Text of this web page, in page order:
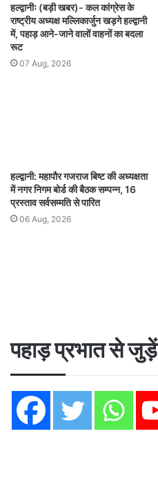
हल्द्वानीः (बड़ी खबर)- कल कांग्रेस के
राष्ट्रीय अध्यक्ष मल्लिकार्जुन खड़गे हल्द्वानी
में, पहाड़ आने-जाने वालों वाहनों का बदला
रूट
07 Aug, 2026
हल्द्वानी: महापौर गजराज बिष्ट की अध्यक्षता
में नगर निगम बोर्ड की बैठक सम्पन्न, 16
प्रस्ताव सर्वसम्मति से पारित
06 Aug, 2026
पहाड़ प्रभात से जुड़ें